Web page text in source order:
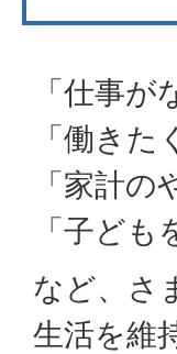
「仕事
「働きた
「家計
「子ど
など、さ
生活を維